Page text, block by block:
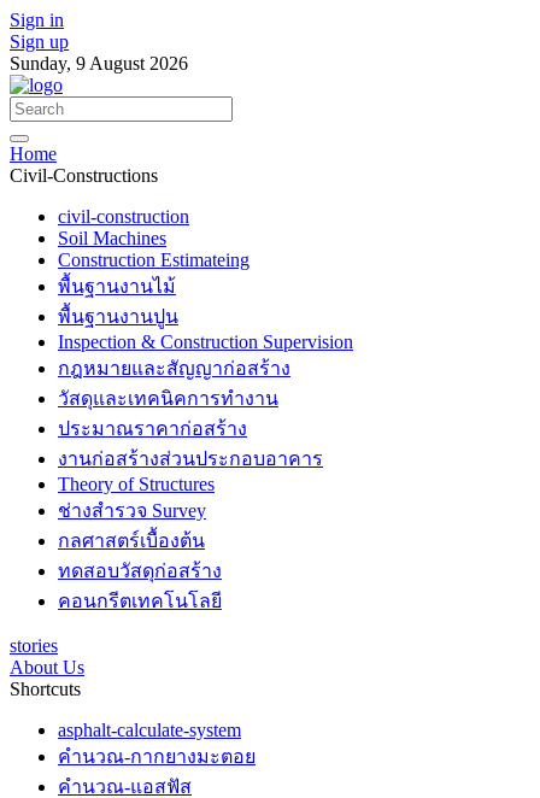
Sign in
Sign up
Sunday, 9 August 2026
Home
Civil-Constructions
civil-construction
Soil Machines
Construction Estimateing
พื้นฐานงานไม้
พื้นฐานงานปูน
Inspection & Construction Supervision
กฎหมายและสัญญาก่อสร้าง
วัสดุและเทคนิคการทำงาน
ประมาณราคาก่อสร้าง
งานก่อสร้างส่วนประกอบอาคาร
Theory of Structures
ช่างสำรวจ Survey
กลศาสตร์เบื้องต้น
ทดสอบวัสดุก่อสร้าง
คอนกรีตเทคโนโลยี
stories
About Us
Shortcuts
asphalt-calculate-system
คำนวณ-กากยางมะตอย
คำนวณ-แอสฟัส